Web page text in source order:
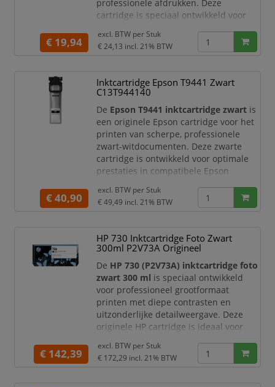
professionele afdrukken. Deze
cartridge is speciaal ontwikkeld voor
multifunctionals. Ideaal voor
thuiswerkplekken, kantoren en
vertrouwen op constante kwaliteit,
duurzame resultaten en probleemloze
Met de originel
€ 19,94
excl. BTW per Stuk
€ 24,13 incl. 21% BTW
Inktcartridge Epson T9441 Zwart
C13T944140
De Epson T9441 inktcartridge zwart is
een originele Epson cartridge voor het
printen van scherpe, professionele
zwart-witdocumenten. Deze zwarte
cartridge is ontwikkeld voor optimale
prestaties in compatibele Epson
afdrukkwaliteit voor dagelijks en
zakelijk printgebruik.
van probleemloos printen, consistente
resultaten en een uitstekende
samenwerking met
€ 40,90
excl. BTW per Stuk
€ 49,49 incl. 21% BTW
HP 730 Inktcartridge Foto Zwart
300ml P2V73A Origineel
De HP 730 (P2V73A) inktcartridge foto
zwart 300 ml is speciaal ontwikkeld
voor professioneel grootformaat
printen met diepe contrasten en
uitzonderlijke detailweergave. Deze
originele HP cartridge is ideaal voor
grafische toepassingen.
€ 142,39
excl. BTW per Stuk
€ 172,29 incl. 21% BTW